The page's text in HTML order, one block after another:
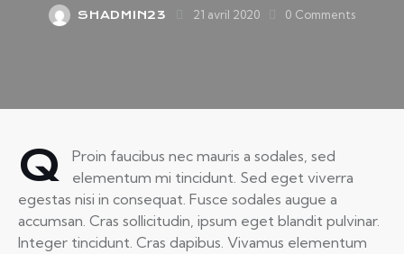
SHADMIN23 21 avril 2020 0 Comments
Q
Proin faucibus nec mauris a sodales, sed
elementum mi tincidunt. Sed eget viverra
egestas nisi in consequat. Fusce sodales augue a
accumsan. Cras sollicitudin, ipsum eget blandit pulvinar.
Integer tincidunt. Cras dapibus. Vivamus elementum